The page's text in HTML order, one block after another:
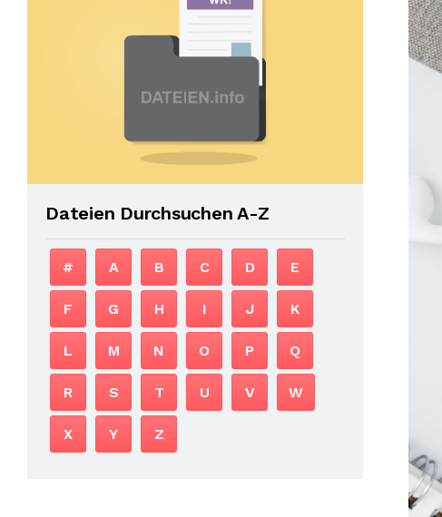
Dateien Durchsuchen A-Z
# A B C D E
F G H I J K
L M N O P Q
R S T U V W
X Y Z